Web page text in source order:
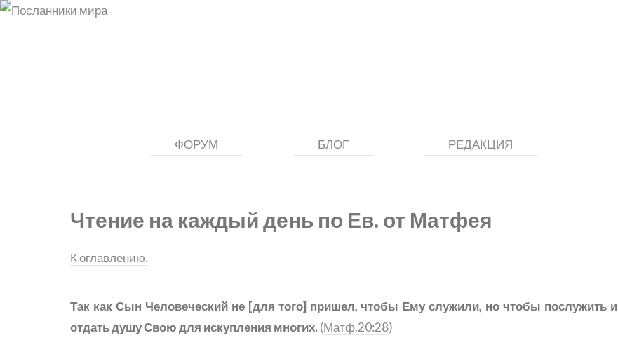
ФОРУМ БЛОГ РЕДАКЦИЯ
Чтение на каждый день по Ев. от Матфея
К оглавлению.
Так как Сын Человеческий не [для того] пришел, чтобы Ему служили, но чтобы послужить и
отдать душу Свою для искупления многих. (Матф.20:28)